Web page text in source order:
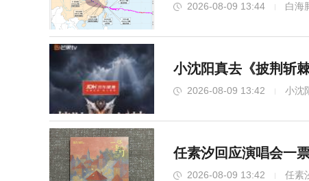
2026-08-09 13:44 白海
小沈阳真去《披荆斩
2026-08-09 13:42 小沈
任素汐回应演唱会一
2026-08-09 13:42 任素